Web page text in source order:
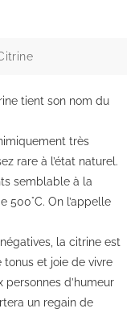
tient son nom du
très
rare à l’état naturel.
semblable à la
500°C. On l’appelle
la citrine est
et joie de vivre
d’humeur
un regain de